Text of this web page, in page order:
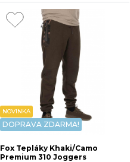
NOVINKA
DOPRAVA ZDARMA!
Fox Tepláky Khaki/Camo
Premium 310 Joggers